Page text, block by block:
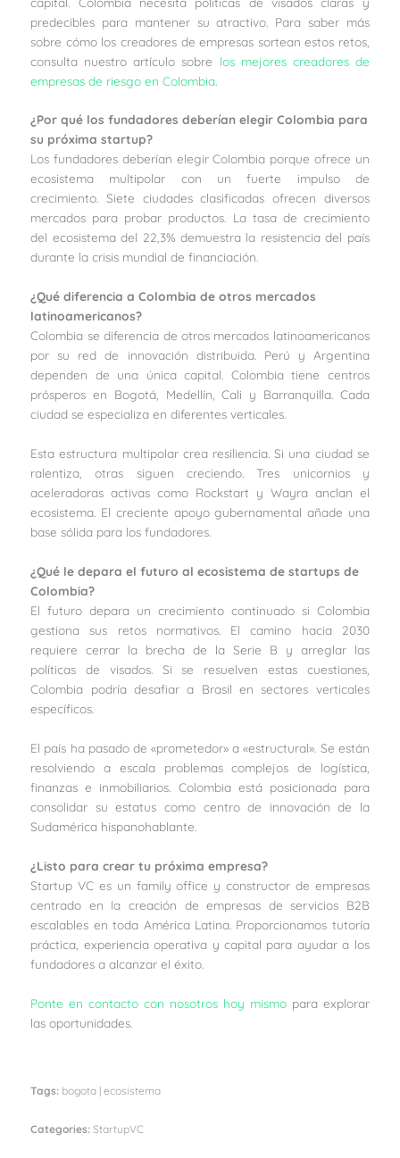
predecibles para mantener su atractivo. Para saber más
sobre cómo los creadores de empresas sortean estos retos,
consulta nuestro artículo sobre los mejores creadores de
empresas de riesgo en Colombia.
¿Por qué los fundadores deberían elegir Colombia para
su próxima startup?
Los fundadores deberían elegir Colombia porque ofrece un
ecosistema multipolar con un fuerte impulso de
crecimiento. Siete ciudades clasificadas ofrecen diversos
mercados para probar productos. La tasa de crecimiento
del ecosistema del 22,3% demuestra la resistencia del país
durante la crisis mundial de financiación.
¿Qué diferencia a Colombia de otros mercados
latinoamericanos?
Colombia se diferencia de otros mercados latinoamericanos
por su red de innovación distribuida. Perú y Argentina
dependen de una única capital. Colombia tiene centros
prósperos en Bogotá, Medellín, Cali y Barranquilla. Cada
ciudad se especializa en diferentes verticales.
Esta estructura multipolar crea resiliencia. Si una ciudad se
ralentiza, otras siguen creciendo. Tres unicornios y
aceleradoras activas como Rockstart y Wayra anclan el
ecosistema. El creciente apoyo gubernamental añade una
base sólida para los fundadores.
¿Qué le depara el futuro al ecosistema de startups de
Colombia?
El futuro depara un crecimiento continuado si Colombia
gestiona sus retos normativos. El camino hacia 2030
requiere cerrar la brecha de la Serie B y arreglar las
políticas de visados. Si se resuelven estas cuestiones,
Colombia podría desafiar a Brasil en sectores verticales
específicos.
El país ha pasado de «prometedor» a «estructural». Se están
resolviendo a escala problemas complejos de logística,
finanzas e inmobiliarios. Colombia está posicionada para
consolidar su estatus como centro de innovación de la
Sudamérica hispanohablante.
¿Listo para crear tu próxima empresa?
Startup VC es un family office y constructor de empresas
centrado en la creación de empresas de servicios B2B
escalables en toda América Latina. Proporcionamos tutoría
práctica, experiencia operativa y capital para ayudar a los
fundadores a alcanzar el éxito.
Ponte en contacto con nosotros hoy mismopara explorar
las oportunidades.
Tags: bogota |ecosistema
Categories: StartupVC